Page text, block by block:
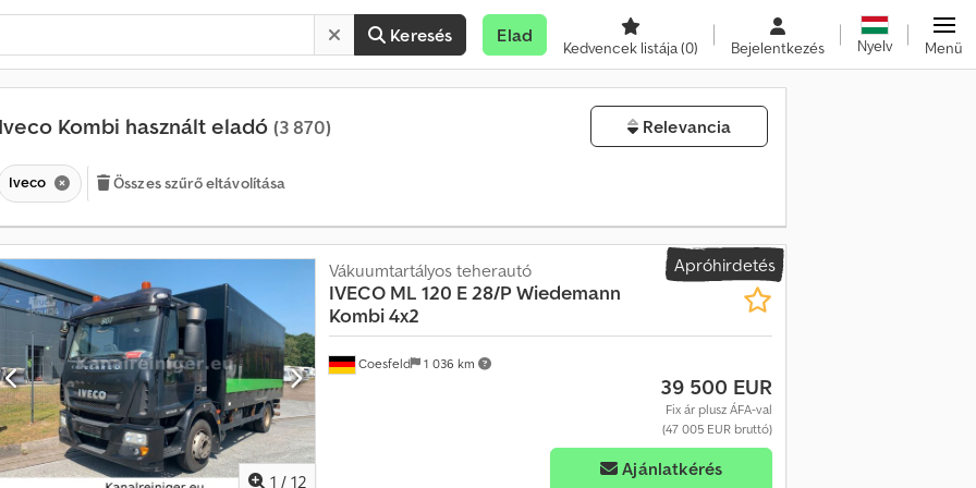
Keresés Elad
Kedvencek listája(0) Bejelentkezés Nyelv Menü
Iveco Kombi használt eladó (3 870) Relevancia
Iveco Összes szűrő eltávolítása
Apróhirdetés
1 / 12
Coesfeld 1 036 km
Vákuumtartályos teherautó
IVECO ML 120 E 28/P Wiedemann
Kombi 4x2
39 500 EUR
Fix ár plusz ÁFA-val
(47 005 EUR bruttó)
Ajánlatkérés
É
r
t
é
k